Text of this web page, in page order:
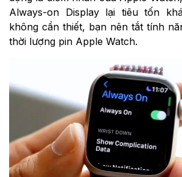
Always-on Display lại tiêu tốn
không cần thiết, bạn nên tắt tính
thời lượng pin Apple Watch.